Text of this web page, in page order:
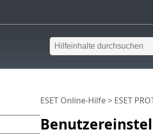
ESET Online-Hilfe> ESET